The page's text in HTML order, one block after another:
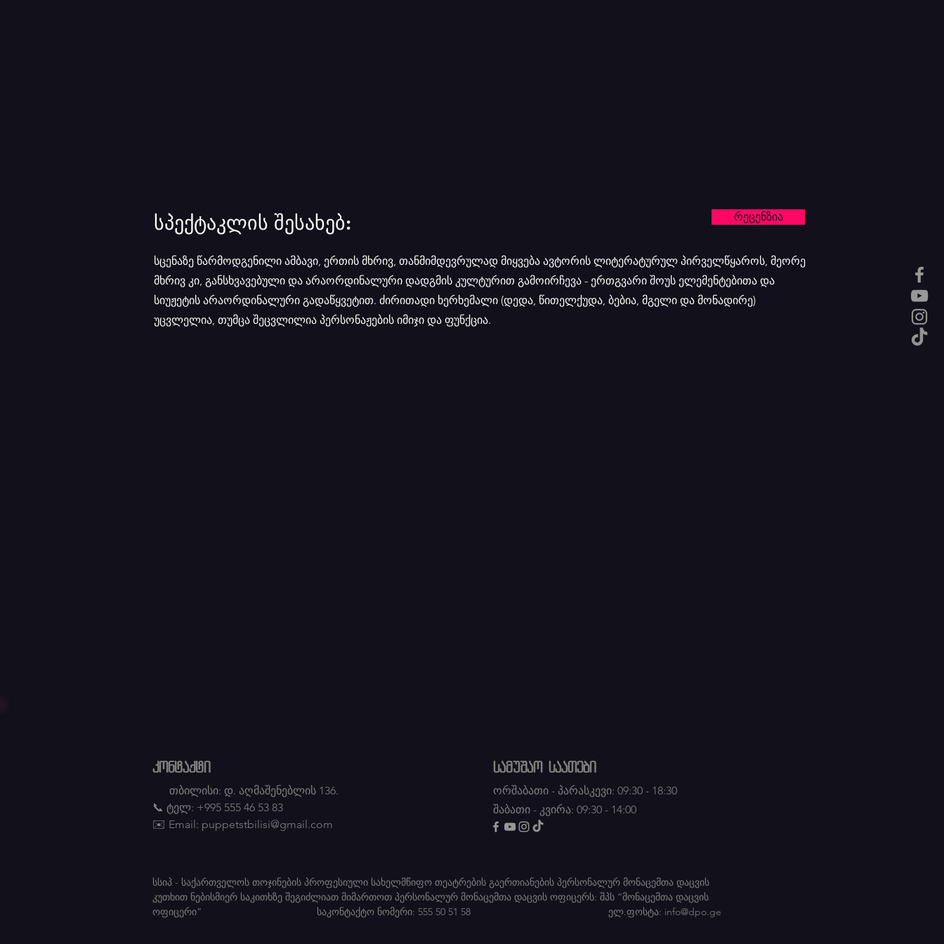
სპექტაკლის შესახებ: რეცენზია
სცენაზე წარმოდგენილი ამბავი, ერთის მხრივ, თანმიმდევრულად მიყვება ავტორის ლიტერატურულ პირველწყაროს, მეორე
მხრივ კი, განსხვავებული და არაორდინალური დადგმის კულტურით გამოირჩევა - ერთგვარი შოუს ელემენტებითა და
სიუჟეტის არაორდინალური გადაწყვეტით. ძირითადი ხერხემალი (დედა, წითელქუდა, ბებია, მგელი და მონადირე)
უცვლელია, თუმცა შეცვლილია პერსონაჟების იმიჯი და ფუნქცია.
კონტაქტი
თბილისი: დ. აღმაშენებლის 136.
📞 ტელ: +995 555 46 53 83
✉️ Email: puppetstbilisi@gmail.com
სამუშაო საათები
ორშაბათი - პარასკევი: 09:30 - 18:30
შაბათი - კვირა: 09:30 - 14:00
სსიპ - საქართველოს თოჯინების პროფესიული სახელმწიფო თეატრების გაერთიანების პერსონალურ მონაცემთა დაცვის
კუთხით ნებისმიერ საკითხზე შეგიძლიათ მიმართოთ პერსონალურ მონაცემთა დაცვის ოფიცერს: შპს “მონაცემთა დაცვის
ოფიცერი” საკონტაქტო ნომერი: 555 50 51 58 ელ.ფოსტა: info@dpo.ge